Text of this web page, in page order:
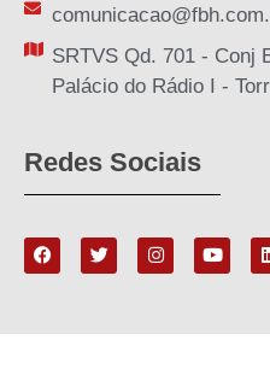
SRTVS Qd. 701 - Conj
Palácio do Rádio I -
Redes Sociais